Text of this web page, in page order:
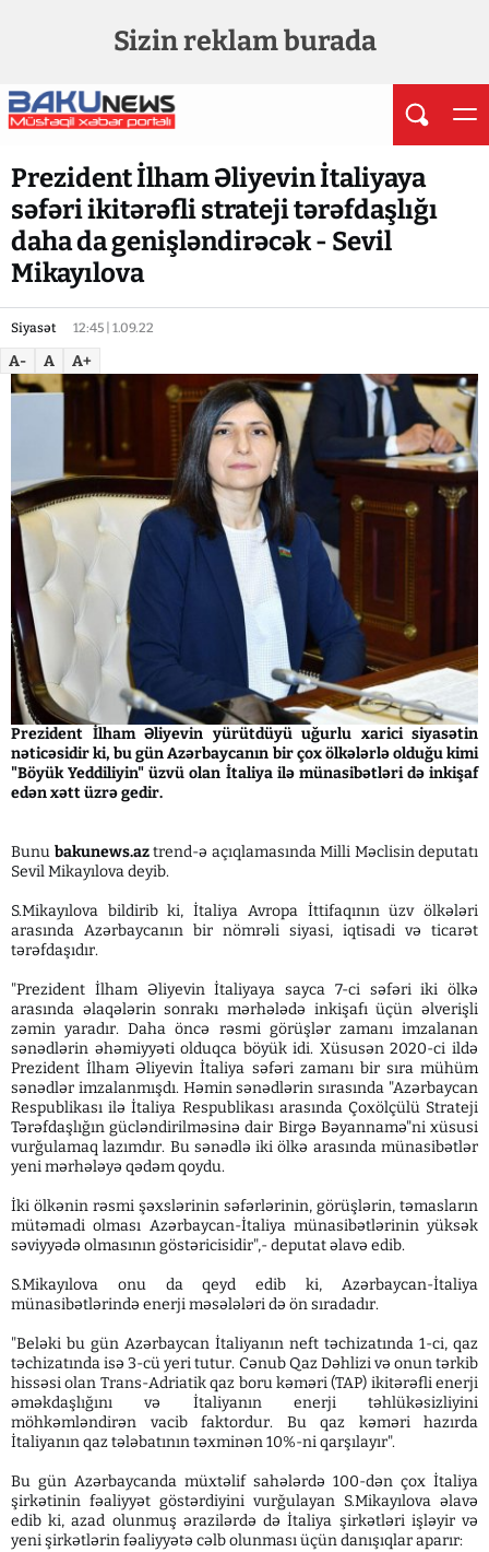
Sizin reklam burada
Prezident İlham Əliyevin İtaliyaya
səfəri ikitərəfli strateji tərəfdaşlığı
daha da genişləndirəcək - Sevil
Mikayılova
Siyasət 12:45 | 1.09.22
A- A A+
Prezident İlham Əliyevin yürütdüyü uğurlu xarici siyasətin
nəticəsidir ki, bu gün Azərbaycanın bir çox ölkələrlə olduğu kimi
"Böyük Yeddiliyin" üzvü olan İtaliya ilə münasibətləri də inkişaf
edən xətt üzrə gedir.
Bunu bakunews.aztrend-ə açıqlamasında Milli Məclisin deputatı
Sevil Mikayılova deyib.
S.Mikayılova bildirib ki, İtaliya Avropa İttifaqının üzv ölkələri
arasında Azərbaycanın bir nömrəli siyasi, iqtisadi və ticarət
tərəfdaşıdır.
"Prezident İlham Əliyevin İtaliyaya sayca 7-ci səfəri iki ölkə
arasında əlaqələrin sonrakı mərhələdə inkişafı üçün əlverişli
zəmin yaradır. Daha öncə rəsmi görüşlər zamanı imzalanan
sənədlərin əhəmiyyəti olduqca böyük idi. Xüsusən 2020-ci ildə
Prezident İlham Əliyevin İtaliya səfəri zamanı bir sıra mühüm
sənədlər imzalanmışdı. Həmin sənədlərin sırasında "Azərbaycan
Respublikası ilə İtaliya Respublikası arasında Çoxölçülü Strateji
Tərəfdaşlığın gücləndirilməsinə dair Birgə Bəyannamə"ni xüsusi
vurğulamaq lazımdır. Bu sənədlə iki ölkə arasında münasibətlər
yeni mərhələyə qədəm qoydu.
İki ölkənin rəsmi şəxslərinin səfərlərinin, görüşlərin, təmasların
mütəmadi olması Azərbaycan-İtaliya münasibətlərinin yüksək
səviyyədə olmasının göstəricisidir",- deputat əlavə edib.
S.Mikayılova onu da qeyd edib ki, Azərbaycan-İtaliya
münasibətlərində enerji məsələləri də ön sıradadır.
"Beləki bu gün Azərbaycan İtaliyanın neft təchizatında 1-ci, qaz
təchizatında isə 3-cü yeri tutur. Cənub Qaz Dəhlizi və onun tərkib
hissəsi olan Trans-Adriatik qaz boru kəməri (TAP) ikitərəfli enerji
əməkdaşlığını və İtaliyanın enerji təhlükəsizliyini
möhkəmləndirən vacib faktordur. Bu qaz kəməri hazırda
İtaliyanın qaz tələbatının təxminən 10%-ni qarşılayır".
Bu gün Azərbaycanda müxtəlif sahələrdə 100-dən çox İtaliya
şirkətinin fəaliyyət göstərdiyini vurğulayan S.Mikayılova əlavə
edib ki, azad olunmuş ərazilərdə də İtaliya şirkətləri işləyir və
yeni şirkətlərin fəaliyyətə cəlb olunması üçün danışıqlar aparır: